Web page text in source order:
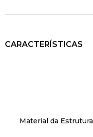
CARACTERÍSTICAS
Material da Estrutura